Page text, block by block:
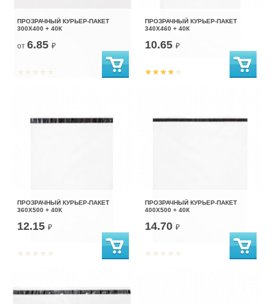
ПРОЗРАЧНЫЙ КУРЬЕР-ПАКЕТ
300Х400 + 40К
от 6.85 ₽
ПРОЗРАЧНЫЙ КУРЬЕР-ПАКЕТ
340Х460 + 40К
10.65 ₽
ПРОЗРАЧНЫЙ КУРЬЕР-ПАКЕТ
360Х500 + 40К
12.15 ₽
ПРОЗРАЧНЫЙ КУРЬЕР-ПАКЕТ
400Х500 + 40К
14.70 ₽